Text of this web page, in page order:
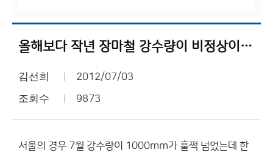
올해보다 작년 장마철 강수량이 비정상이었죠.
김선희 2012/07/03
조회수 9873
서울의 경우 7월 강수량이 1000mm가 훌쩍 넘었는데 한